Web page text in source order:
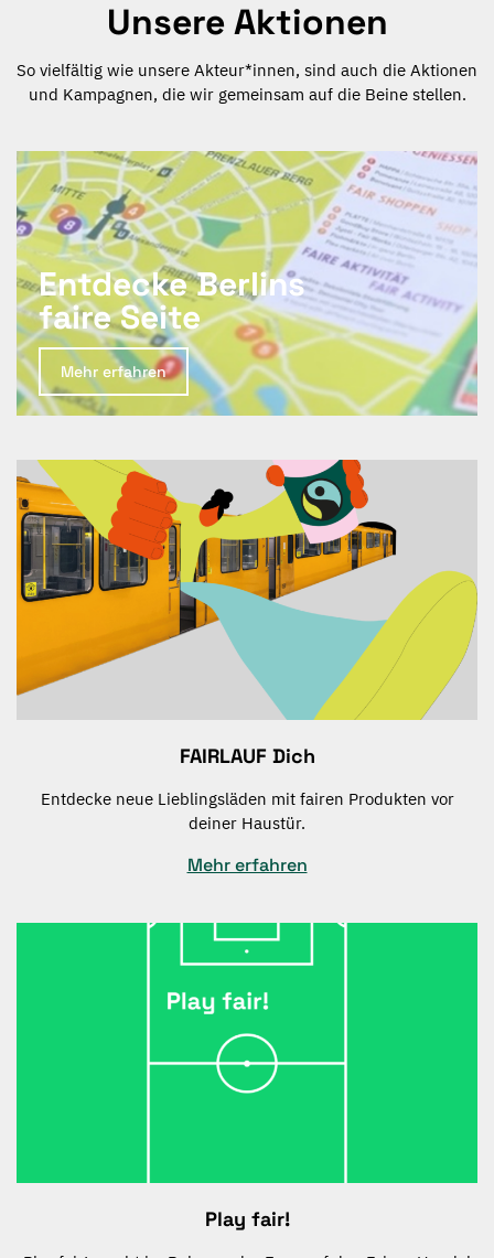
Unsere Aktionen
So vielfältig wie unsere Akteur*innen, sind auch die Aktionen
und Kampagnen, die wir gemeinsam auf die Beine stellen.
Entdecke Berlins
faire Seite
Mehr erfahren
FAIRLAUF Dich
Entdecke neue Lieblingsläden mit fairen Produkten vor
deiner Haustür.
Mehr erfahren
Play fair!